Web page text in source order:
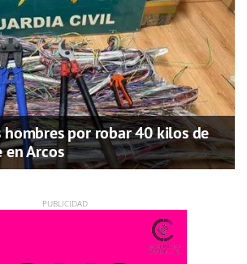
hombres por robar 40 kilos de
en Arcos